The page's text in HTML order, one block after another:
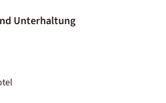
Unterhaltung